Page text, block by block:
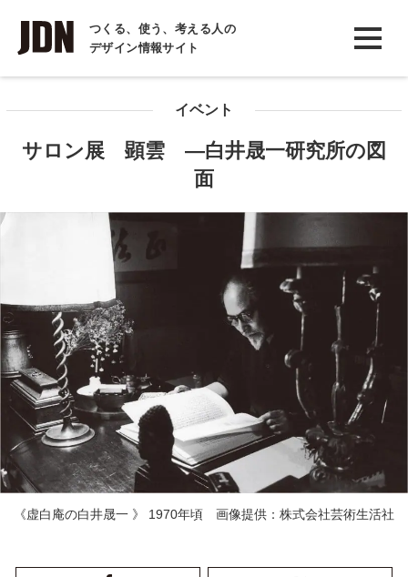
つくる、使う、考える人の
デザイン情報サイト
INTERVIEW
インタビュー
イベント
サロン展 顕雲 ―白井晟一研究所の図
面
《虚白庵の白井晟一 》 1970年頃 画像提供：株式会社芸術生活社